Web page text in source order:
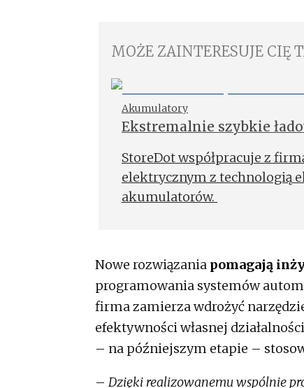
MOŻE ZAINTERESUJE CIĘ
Akumulatory
Ekstremalnie szybkie
StoreDot współpracuje z
elektrycznym z technologią
akumulatorów.
Nowe rozwiązania pomagają
programowania systemów
firma zamierza wdrożyć
efektywności własnej
– na późniejszym etapie –
– Dzięki realizowanemu wspólnie